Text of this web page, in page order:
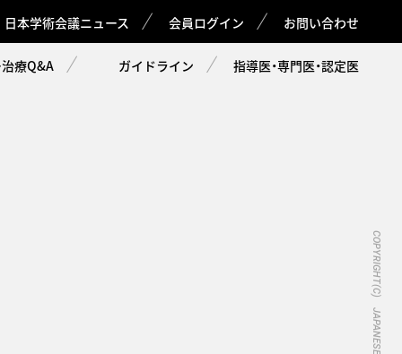
日本学術会議ニュース 会員ログイン お問い合わせ
療Q&A ガイドライン 指導医・専門医・認定医